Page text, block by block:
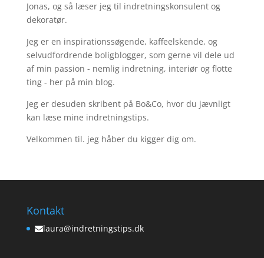
Jonas, og så læser jeg til indretningskonsulent og
dekoratør.
Jeg er en inspirationssøgende, kaffeelskende, og
selvudfordrende boligblogger, som gerne vil dele ud
af min passion - nemlig indretning, interiør og flotte
ting - her på min blog.
Jeg er desuden skribent på Bo&Co, hvor du jævnligt
kan læse mine indretningstips.
Velkommen til. jeg håber du kigger dig om.
Kontakt
laura@indretningstips.dk